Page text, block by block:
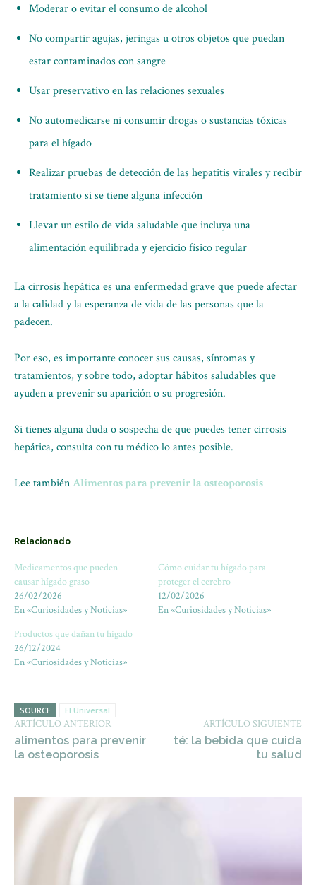
Moderar o evitar el consumo de alcohol
No compartir agujas, jeringas u otros objetos que puedan
estar contaminados con sangre
Usar preservativo en las relaciones sexuales
No automedicarse ni consumir drogas o sustancias tóxicas
para el hígado
Realizar pruebas de detección de las hepatitis virales y recibir
tratamiento si se tiene alguna infección
Llevar un estilo de vida saludable que incluya una
alimentación equilibrada y ejercicio físico regular
La cirrosis hepática es una enfermedad grave que puede afectar
a la calidad y la esperanza de vida de las personas que la
padecen.
Por eso, es importante conocer sus causas, síntomas y
tratamientos, y sobre todo, adoptar hábitos saludables que
ayuden a prevenir su aparición o su progresión.
Si tienes alguna duda o sospecha de que puedes tener cirrosis
hepática, consulta con tu médico lo antes posible.
Lee tambiénAlimentos para prevenir la osteoporosis
Relacionado
Medicamentos que pueden
causar hígado graso
26/02/2026
En «Curiosidades y Noticias»
Cómo cuidar tu hígado para
proteger el cerebro
12/02/2026
En «Curiosidades y Noticias»
Productos que dañan tu hígado
26/12/2024
En «Curiosidades y Noticias»
SOURCE El Universal
ARTÍCULO ANTERIOR
alimentos para prevenir
la osteoporosis
ARTÍCULO SIGUIENTE
té: la bebida que cuida
tu salud